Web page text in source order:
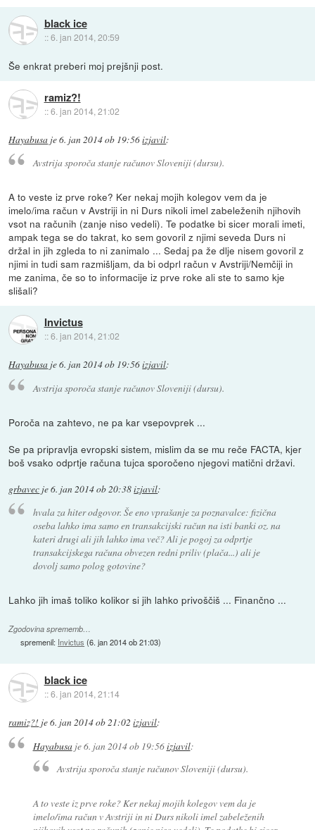
black ice
::6. jan 2014, 20:59
Še enkrat preberi moj prejšnji post.
ramiz?!
::6. jan 2014, 21:02
Hayabusa je6. jan 2014 ob 19:56izjavil:
Avstrija sporoča stanje računov Sloveniji (dursu).
A to veste iz prve roke? Ker nekaj mojih kolegov vem da je
imelo/ima račun v Avstriji in ni Durs nikoli imel zabeleženih njihovih
vsot na računih (zanje niso vedeli). Te podatke bi sicer morali imeti,
ampak tega se do takrat, ko sem govoril z njimi seveda Durs ni
držal in jih zgleda to ni zanimalo ... Sedaj pa že dlje nisem govoril z
njimi in tudi sam razmišljam, da bi odprl račun v Avstriji/Nemčiji in
me zanima, če so to informacije iz prve roke ali ste to samo kje
slišali?
Invictus
::6. jan 2014, 21:02
Hayabusa je6. jan 2014 ob 19:56izjavil:
Avstrija sporoča stanje računov Sloveniji (dursu).
Poroča na zahtevo, ne pa kar vsepovprek ...
Se pa pripravlja evropski sistem, mislim da se mu reče FACTA, kjer
boš vsako odprtje računa tujca sporočeno njegovi matični državi.
grbavec je6. jan 2014 ob 20:38izjavil:
hvala za hiter odgovor. Še eno vprašanje za poznavalce: fizična
oseba lahko ima samo en transakcijski račun na isti banki oz. na
kateri drugi ali jih lahko ima več? Ali je pogoj za odprtje
transakcijskega računa obvezen redni priliv (plača...) ali je
dovolj samo polog gotovine?
Lahko jih imaš toliko kolikor si jih lahko privoščiš ... Finančno ...
Zgodovina sprememb…
spremenil: Invictus (6. jan 2014 ob 21:03)
black ice
::6. jan 2014, 21:14
ramiz?! je6. jan 2014 ob 21:02 izjavil:
Hayabusaje6. jan 2014 ob 19:56izjavil:
Avstrija sporoča stanje računov Sloveniji (dursu).
A to veste iz prve roke? Ker nekaj mojih kolegov vem da je
imelo/ima račun v Avstriji in ni Durs nikoli imel zabeleženih